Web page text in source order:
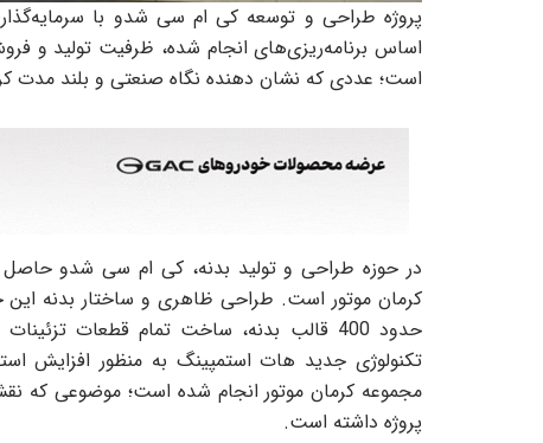
پروژه طراحی و توسعه کی ام سی شدو با
است؛ عددی که نشان ‌دهنده نگاه صنعتی و بلند مدت
در حوزه طراحی و تولید بدنه، کی ام سی شدو
تکنولوژی جدید هات استمپینگ به منظور افزایش
مجموعه کرمان موتور انجام شده است؛ موضوعی که
پروژه داشته است.